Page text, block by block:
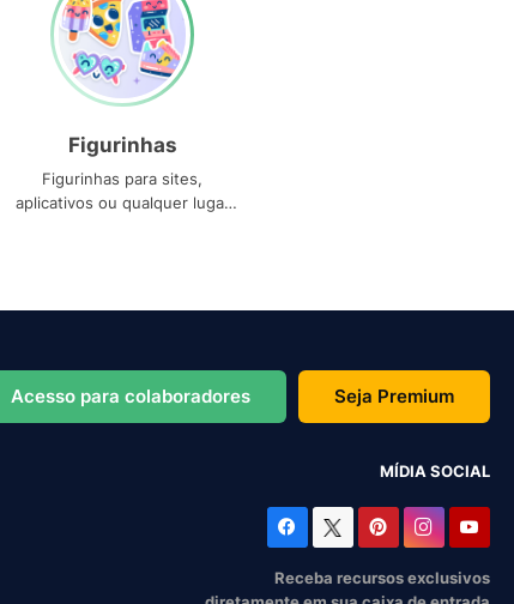
Figurinhas
Figurinhas para sites,
aplicativos ou qualquer lugar
Acesso para colaboradores Seja Premium
MÍDIA SOCIAL
Receba recursos exclusivos